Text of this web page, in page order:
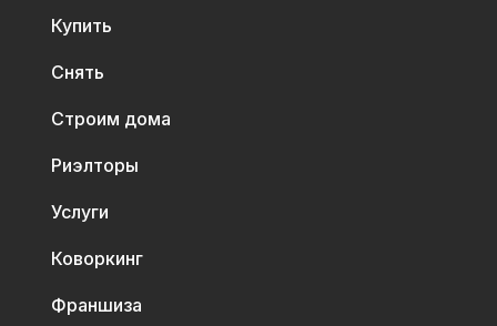
Купить
Снять
Строим дома
Риэлторы
Услуги
Коворкинг
Франшиза